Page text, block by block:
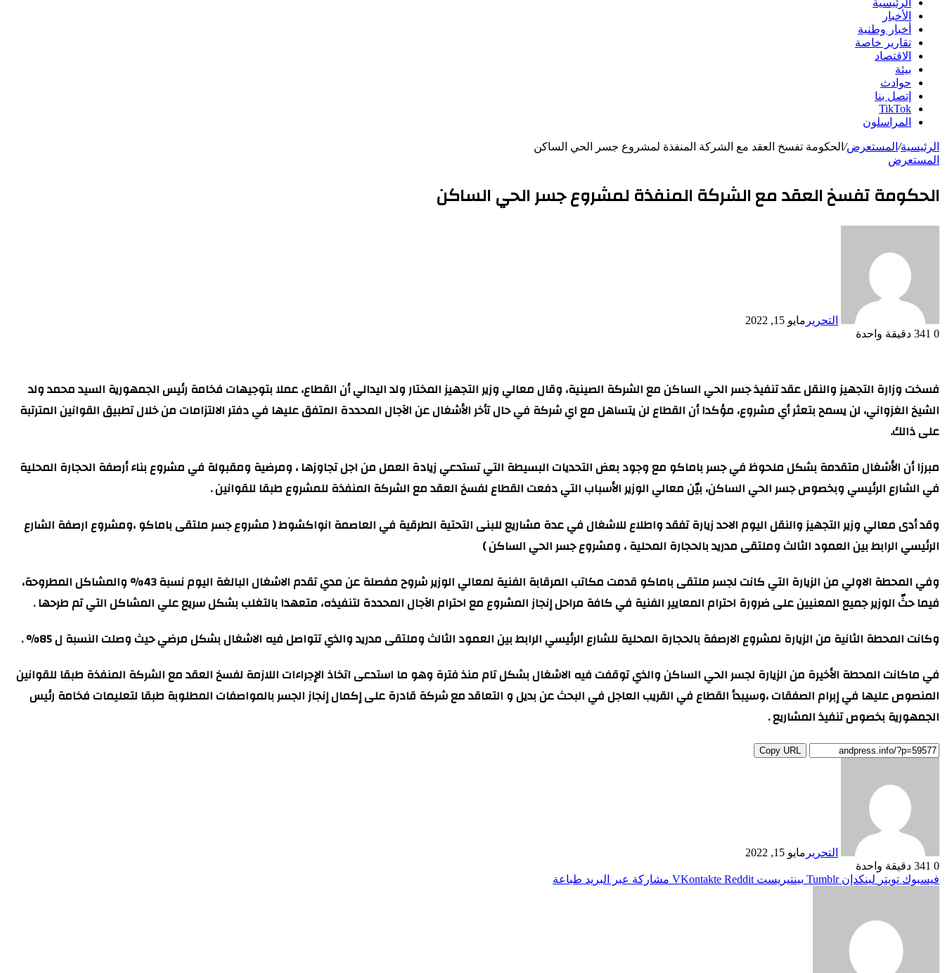
الرئيسية
الأخبار
أخبار وطنية
تقارير خاصة
الاقتصاد
بيئة
حوادث
إتصل بنا
TikTok
المراسلون
الرئيسية/ المستعرض/ الحكومة تفسخ العقد مع الشركة المنفذة لمشروع جسر الحي الساكن
المستعرض
الحكومة تفسخ العقد مع الشركة المنفذة لمشروع جسر الحي الساكن
التحرير مايو 15, 2022
0
دقيقة واحدة
فسخت وزارة التجهيز والنقل عقد تنفيذ جسر الحي الساكن مع الشركة الصينية، وقال معالي وزير التجهيز المختار ولد اليدالي أن القطاع، عملا بتوجيهات فخامة رئيس الجمهورية السيد محمد ولد
الشيخ الغزواني، لن يسمح بتعثر أي مشروع، مؤكدا أن القطاع لن يتساهل مع اي شركة في حال تأخر الأشغال عن الآجال المحددة المتفق عليها في دفتر الالتزامات من خلال تطبيق القوانين المترتبة
على ذالك.
مبرزا أن الأشغال متقدمة بشكل ملحوظ في جسر باماكو مع وجود بعض التحديات البسيطة التي تستدعي زيادة العمل من اجل تجاوزها ، ومرضية ومقبولة في مشروع بناء أرصفة الحجارة المحلية
في الشارع الرئيسي وبخصوص جسر الحي الساكن، بيّن معالي الوزير الأسباب التي دفعت القطاع لفسخ العقد مع الشركة المنفذة للمشروع طبقا للقوانين .
وقد أدى معالي وزير التجهيز والنقل اليوم الاحد زيارة تفقد واطلاع للاشغال في عدة مشاريع للبنى التحتية الطرقية في العاصمة انواكشوط ( مشروع جسر ملتقى باماكو ،ومشروع ارصفة الشارع
الرئيسي الرابط بين العمود الثالث وملتقى مدريد بالحجارة المحلية ، ومشروع جسر الحي الساكن )
وفي المحطة الاولي من الزيارة التي كانت لجسر ملتقى باماكو قدمت مكاتب المرقابة الفنية لمعالي الوزير شروح مفصلة عن مدي تقدم الاشغال البالغة اليوم نسبة 43% والمشاكل المطروحة،
فيما حثّ الوزير جميع المعنيين على ضرورة احترام المعايير الفنية في كافة مراحل إنجاز المشروع مع احترام الآجال المحددة لتنفيذه، متعهدا بالتغلب بشكل سريع علي المشاكل التي تم طرحها .
وكانت المحطة الثانية من الزيارة لمشروع الارصفة بالحجارة المحلية للشارع الرئيسي الرابط بين العمود الثالث وملتقى مدريد والذي تتواصل فيه الاشغال بشكل مرضي حيث وصلت النسبة ل 85% .
في ماكانت المحطة الأخيرة من الزيارة لجسر الحي الساكن والذي توقفت فيه الاشغال بشكل تام منذ فترة وهو ما استدعى اتخاذ الإجراءات اللازمة لفسخ العقد مع الشركة المنفذة طبقا للقوانين
المنصوص عليها في إبرام الصفقات ،وسيبدأ القطاع في القريب العاجل في البحث عن بديل و التعاقد مع شركة قادرة على إكمال إنجاز الجسر بالمواصفات المطلوبة طبقا لتعليمات فخامة رئيس
الجمهورية بخصوص تنفيذ المشاريع .
Copy URL
التحرير مايو 15, 2022
0
دقيقة واحدة
فيسبوك تويتر لينكدإن بينتيريست مشاركة عبر البريد طباعة